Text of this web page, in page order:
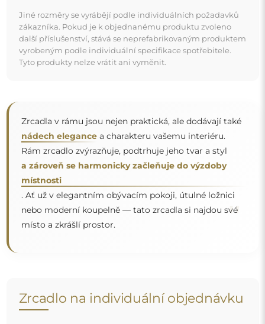
Zrcadlo na individuální objednávku
nebo e-mailem. Největší zrcadla, která dokážeme
vyrobit, jsou
200×300 cm
a kulatá zrcadla o průměru
200 cm. Zrcadla vyrábíme na individuální objednávku.
Doporučujeme zaslat poptávku spolu s projektem na
e-mailovou adresu:zrcadla@alfaram.cz.
Nemusíte se starat o přepravu – postaráme se o to, aby
objednané zrcadlo dorazilo zcela bezpečně do vašich